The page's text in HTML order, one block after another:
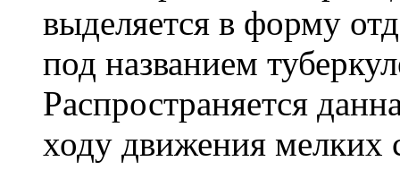
выделяется в форму
под названием
Распространяется
ходу движения мелких